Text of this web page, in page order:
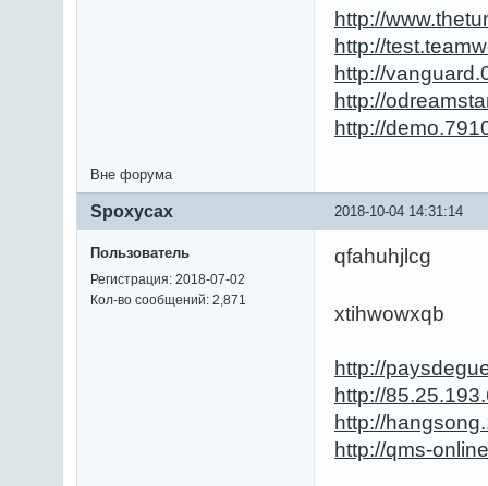
http://
http://
http://
http://
http://
Вне форума
2018-10-04 14:31:14
Spoxycax
Пользователь
Регистрация: 2018-07-02
Кол-во сообщений: 2,871
qfahuhjlcg
xtihwowxqb
http://
http://
http://
http://qms-